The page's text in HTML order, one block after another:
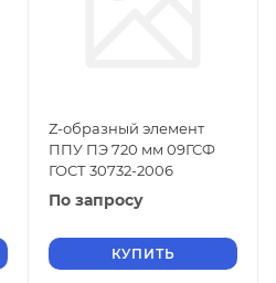
Z-образный элемент
ППУ ПЭ 720 мм 09ГСФ
ГОСТ 30732-2006
По запросу
КУПИТЬ